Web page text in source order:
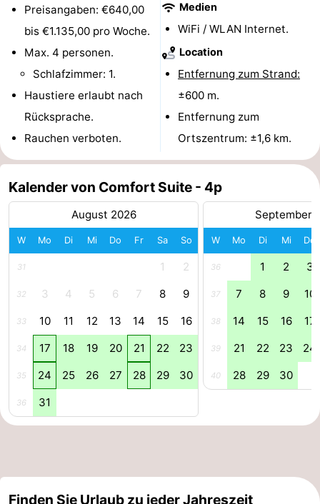
Bauernhöfe
-
Indoor-
Minigolfplätze
Wellness-
&
Städte
Natur
Sport
Schwimmbader
Radfahren
Wandern
Reiten
Golfplatze
-
und
Veranstaltungen
Preisangaben: €640,00
bis €1.135,00 pro Woche.
Max. 4 personen.
Schlafzimmer: 1.
Haustiere erlaubt nach
Rücksprache.
Rauchen verboten.
Medien
WiFi / WLAN Internet.
Location
Entfernung zum Strand:
±600 m.
Entfernung zum
Ortszentrum: ±1,6 km.
Kalender von Comfort Suite - 4p
August 2026
W Mo Di Mi Do Fr Sa So
31 1 2
32 3 4 5 6 7 8 9
33 10 11 12 13 14 15 16
34 17 18 19 20 21 22 23
35 24 25 26 27 28 29 30
36 31
September
W Mo Di Mi Do
36 1 2 3
37 7 8 9 10
38 14 15 16 17
39 21 22 23 24
40 28 29 30
Finden Sie Urlaub zu jeder Jahreszeit